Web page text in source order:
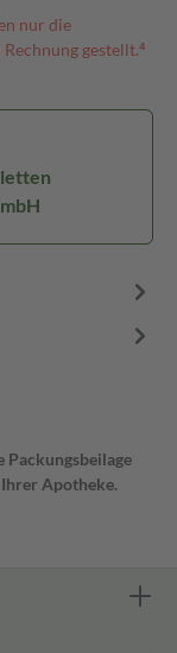
nur die
gestellt.⁴
Packungsbeilage
Apotheke.